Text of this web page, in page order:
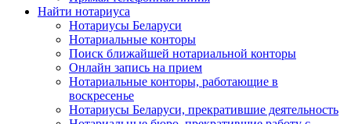
Найти нотариуса
Нотариусы Беларуси
Нотариальные конторы
Поиск ближайшей нотариальной конторы
Онлайн запись на прием
Нотариальные конторы, работающие в
воскресенье
Нотариусы Беларуси, прекратившие деятельность